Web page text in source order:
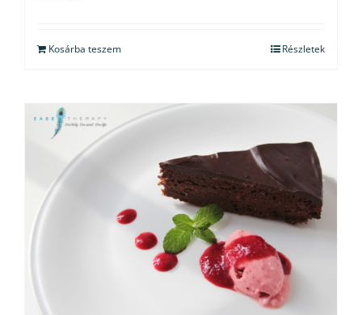
Kosárba teszem Részletek